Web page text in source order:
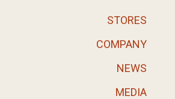
STORES
COMPANY
NEWS
MEDIA